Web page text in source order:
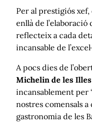
Per al prestigiós
enllà de l’elaboració
reflecteix a cada
incansable de
A pocs dies de
Michelin de les
incansablement per
nostres comensals a
gastronomia de les